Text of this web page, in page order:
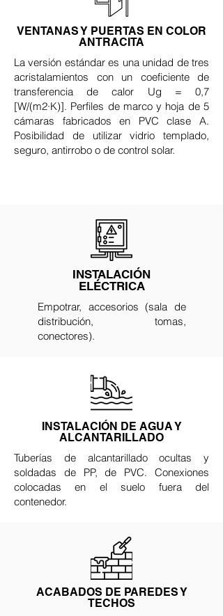
VENTANAS Y PUERTAS EN COLOR
ANTRACITA
La versión estándar es una unidad de tres
acristalamientos con un coeficiente de
transferencia de calor Ug = 0,7
[W/(m2·K)]. Perfiles de marco y hoja de 5
cámaras fabricados en PVC clase A.
Posibilidad de utilizar vidrio templado,
seguro, antirrobo o de control solar.
INSTALACIÓN
ELÉCTRICA
Empotrar, accesorios (sala de
distribución, tomas,
conectores).
INSTALACIÓN DE AGUA Y
ALCANTARILLADO
Tuberías de alcantarillado ocultas y
soldadas de PP, de PVC. Conexiones
colocadas en el suelo fuera del
contenedor.
ACABADOS DE PAREDES Y
TECHOS